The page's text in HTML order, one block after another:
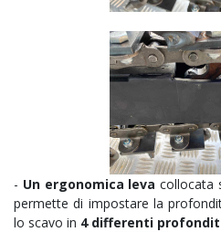
- Un ergonomica leva collocata
permette di impostare la
lo scavo in 4 differenti